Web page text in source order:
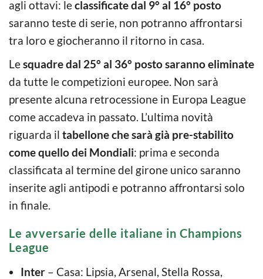
agli ottavi: leclassificate dal 9° al 16° posto
saranno teste di serie, non potranno affrontarsi
tra loro e giocheranno il ritorno in casa.
Lesquadre dal 25° al 36° posto saranno eliminate
da tutte le competizioni europee. Non sarà
presente alcuna retrocessione in Europa League
come accadeva in passato. L’ultima novità
riguarda il tabellone che sarà già pre-stabilito
come quello dei Mondiali: prima e seconda
classificata al termine del girone unico saranno
inserite agli antipodi e potranno affrontarsi solo
in finale.
Le avversarie delle italiane in Champions
League
Inter – Casa: Lipsia, Arsenal, Stella Rossa,